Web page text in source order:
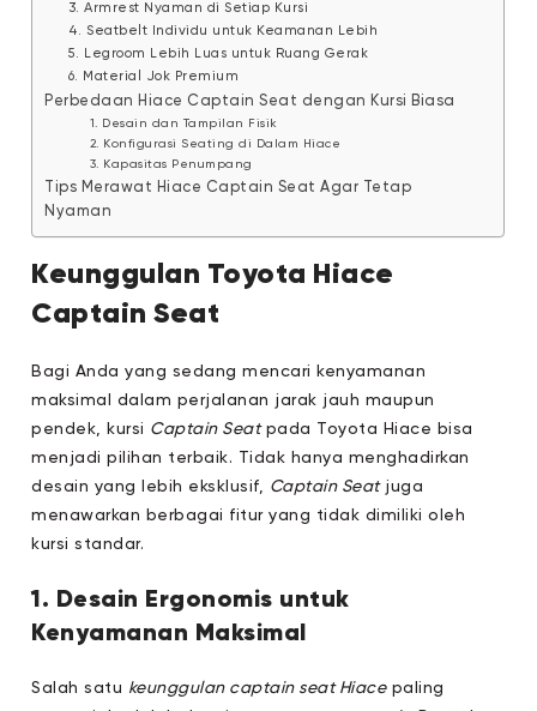
3. Armrest Nyaman di Setiap Kursi
4. Seatbelt Individu untuk Keamanan Lebih
5. Legroom Lebih Luas untuk Ruang Gerak
6. Material Jok Premium
Perbedaan Hiace Captain Seat dengan Kursi Biasa
1. Desain dan Tampilan Fisik
2. Konfigurasi Seating di Dalam Hiace
3. Kapasitas Penumpang
Tips Merawat Hiace Captain Seat Agar Tetap
Nyaman
Keunggulan Toyota Hiace
Captain Seat
Bagi Anda yang sedang mencari kenyamanan
maksimal dalam perjalanan jarak jauh maupun
pendek, kursi Captain Seatpada Toyota Hiace bisa
menjadi pilihan terbaik. Tidak hanya menghadirkan
desain yang lebih eksklusif, Captain Seatjuga
menawarkan berbagai fitur yang tidak dimiliki oleh
kursi standar.
1. Desain Ergonomis untuk
Kenyamanan Maksimal
Salah satu keunggulan captain seat Hiacepaling